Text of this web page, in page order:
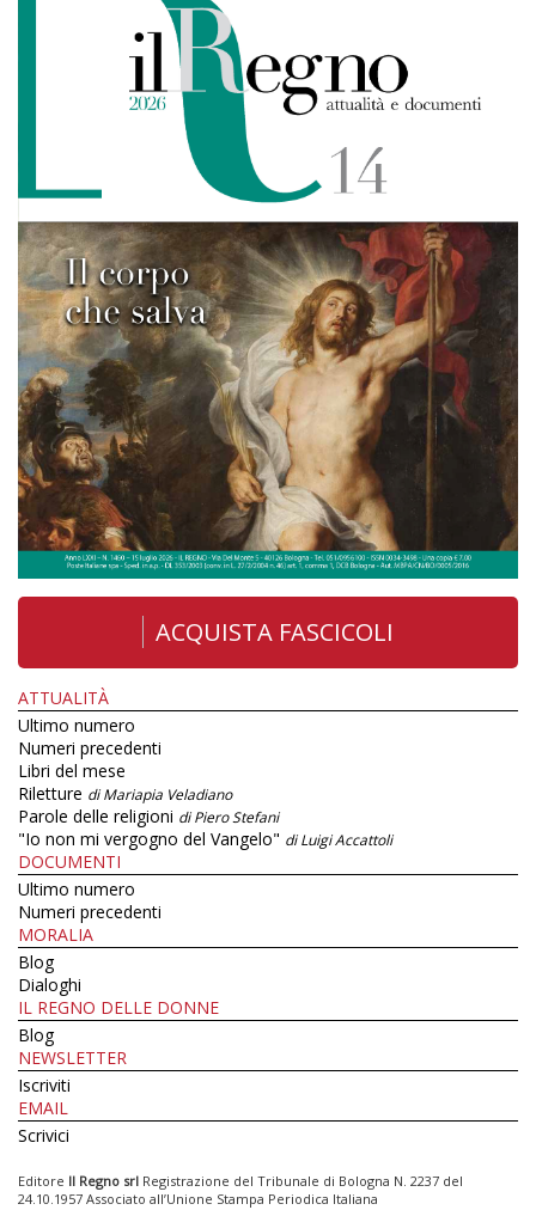
ACQUISTA FASCICOLI
ATTUALITÀ
Ultimo numero
Numeri precedenti
Libri del mese
Riletture di Mariapia Veladiano
Parole delle religioni di Piero Stefani
"Io non mi vergogno del Vangelo" di Luigi Accattoli
DOCUMENTI
Ultimo numero
Numeri precedenti
MORALIA
Blog
Dialoghi
IL REGNO DELLE DONNE
Blog
NEWSLETTER
Iscriviti
EMAIL
Scrivici
Editore Il Regno srl Registrazione del Tribunale di Bologna N. 2237 del
24.10.1957 Associato all’Unione Stampa Periodica Italiana